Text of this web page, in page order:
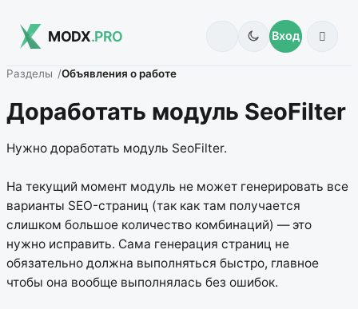
MODX.PRO Вход
Разделы Объявления о работе
Доработать модуль SeoFilter
Нужно доработать модуль SeoFilter.
На текущий момент модуль не может генерировать все
варианты SEO-страниц (так как там получается
слишком большое количество комбинаций) — это
нужно исправить. Сама генерация страниц не
обязательно должна выполняться быстро, главное
чтобы она вообще выполнялась без ошибок.